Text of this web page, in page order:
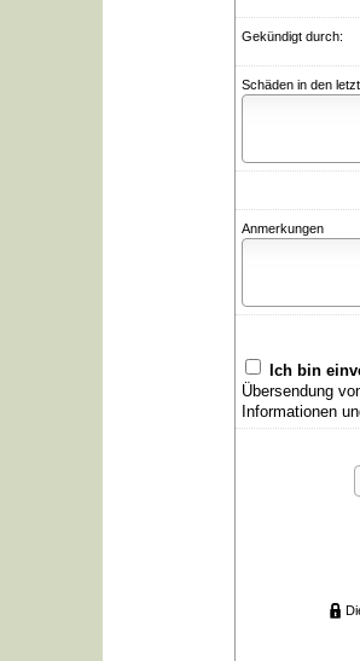
Gekündigt durch:
Schäden in den
Anmerkungen
Ich bin
Übersendung
Informationen